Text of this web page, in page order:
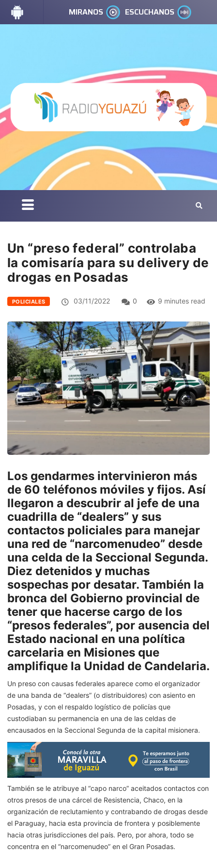
MIRANOS ESCUCHANOS
Un “preso federal” controlaba
la comisaría para su delivery de
drogas en Posadas
POLICIALES 03/11/2022 0 9 minutes read
Los gendarmes intervinieron más
de 60 teléfonos móviles y fijos. Así
llegaron a descubrir al jefe de una
cuadrilla de “dealers” y sus
contactos policiales para manejar
una red de “narcomenudeo” desde
una celda de la Seccional Segunda.
Diez detenidos y muchas
sospechas por desatar. También la
bronca del Gobierno provincial de
tener que hacerse cargo de los
“presos federales”, por ausencia del
Estado nacional en una política
carcelaria en Misiones que
amplifique la Unidad de Candelaria.
Un preso con causas federales aparece como el organizador
de una banda de “dealers” (o distribuidores) con asiento en
Posadas, y con el respaldo logístico de policías que
custodiaban su permanencia en una de las celdas de
encausados en la Seccional Segunda de la capital misionera.
También se le atribuye al “capo narco” aceitados contactos con
otros presos de una cárcel de Resistencia, Chaco, en la
organización de reclutamiento y contrabando de drogas desde
el Paraguay, hacia esta provincia de frontera y posiblemente
hacia otras jurisdicciones del país. Pero, por ahora, todo se
concentra en el “narcomenudeo” en el Gran Posadas.